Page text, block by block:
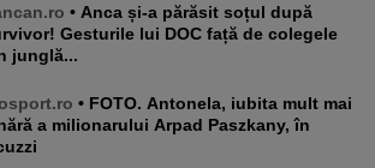
• Anca și-a părăsit soțul după
Gesturile lui DOC față de colegele
junglă...
• FOTO. Antonela, iubita mult mai
a milionarului Arpad Paszkany, în